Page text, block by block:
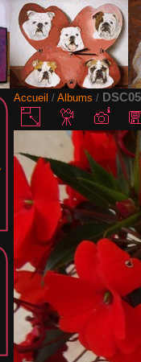
Accueil / Albums /